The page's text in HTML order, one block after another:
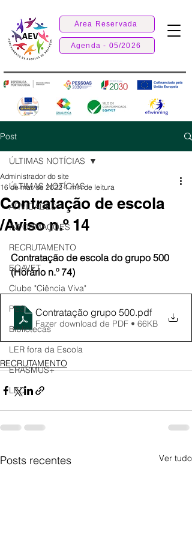
Área Reservada
Agenda - 05/2026
Post
ÚLTIMAS NOTÍCIAS
ATIVIDADES
INFORMAÇÕES
RECRUTAMENTO
EQAVET
Clube "Ciência Viva"
PES
Bibliotecas
LER fora da Escola
ERASMUS+
LED
ÚLTIMAS NOTÍCIAS
Contratação de escola
/Aviso n.º 14
Administrador do site
16 de mar. de 2022 1 min de leitura
Contratação de escola do grupo 500
(Horário n.º 74)
Contratação grupo 500.pdf
Fazer download de PDF • 66KB
RECRUTAMENTO
Posts recentes Ver tudo